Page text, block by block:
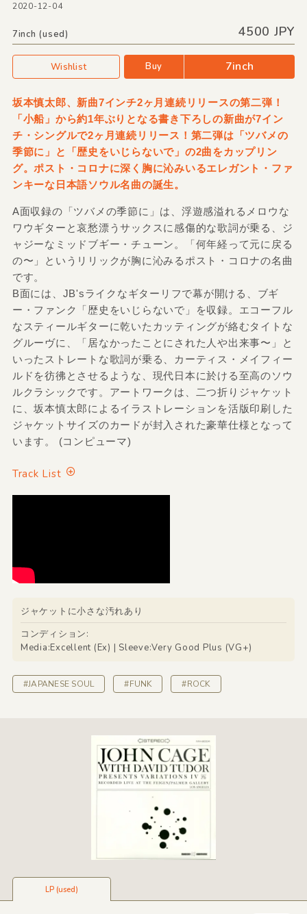
2020-12-04
7inch (used) 4500 JPY
Wishlist Buy 7inch
坂本慎太郎、新曲7インチ2ヶ月連続リリースの第二弾！
「小船」から約1年ぶりとなる書き下ろしの新曲が7イン
チ・シングルで2ヶ月連続リリース！第二弾は「ツバメの
季節に」と「歴史をいじらないで」の2曲をカップリン
グ。ポスト・コロナに深く胸に沁みいるエレガント・ファ
ンキーな日本語ソウル名曲の誕生。
A面収録の「ツバメの季節に」は、浮遊感溢れるメロウな
ワウギターと哀愁漂うサックスに感傷的な歌詞が乗る、ジ
ャジーなミッドブギー・チューン。「何年経って元に戻る
の〜」というリリックが胸に沁みるポスト・コロナの名曲
です。
B面には、JB'sライクなギターリフで幕が開ける、ブギ
ー・ファンク「歴史をいじらないで」を収録。エコーフル
なスティールギターに乾いたカッティングが絡むタイトな
グルーヴに、「居なかったことにされた人や出来事〜」と
いったストレートな歌詞が乗る、カーティス・メイフィー
ルドを彷彿とさせるような、現代日本に於ける至高のソウ
ルクラシックです。アートワークは、二つ折りジャケット
に、坂本慎太郎によるイラストレーションを活版印刷した
ジャケットサイズのカードが封入された豪華仕様となって
います。 (コンピューマ)
Track List
ジャケットに小さな汚れあり
コンディション:
Media:Excellent (Ex) | Sleeve:Very Good Plus (VG+)
#JAPANESE SOUL #FUNK #ROCK
LP (used)